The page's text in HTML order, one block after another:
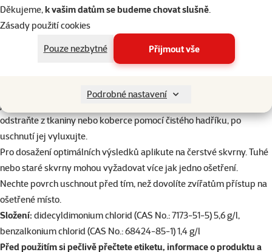
Děkujeme,k vašim datům se budeme chovat slušně.
Zásady použití cookies
Pouze nezbytné
Přijmout vše
Podrobné nastavení
škodlivými patogeny, včetně virů během 60 sekund
Odstraňuje takéskvrny od červeného vína, kávy, mléka, hlíny,
Vhodný propoužití na koberce, čalounění a interiéry aut
Otočte hubici do funkční polohy, aplikujte na znečištěné místo a
jemně vmasírujte. Nechte působit 5 minut. Přebytečnou tekutinu
odstraňte z tkaniny nebo koberce pomocí čistého hadříku, po
uschnutí jej vyluxujte.
Pro dosažení optimálních výsledků aplikute na čerstvé skvrny. Tuhé
nebo staré skvrny mohou vyžadovat více jak jedno ošetření.
Nechte povrch uschnout před tím, než dovolíte zvířatům přístup na
ošetřené místo.
Složení: didecyldimonium chlorid (CAS No.: 7173-51-5) 5,6 g/l,
benzalkonium chlorid (CAS No.: 68424-85-1) 1,4 g/l
Před použitím si pečlivě přečtete etiketu, informace o produktu a